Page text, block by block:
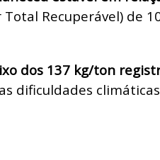
Total Recuperável) de
dos 137 kg/ton
dificuldades